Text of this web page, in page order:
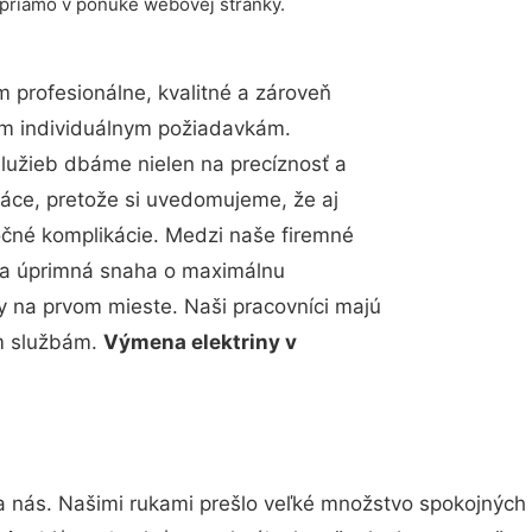
profesionálne, kvalitné a zároveň
individuálnym požiadavkám.
dbáme nielen na precíznosť a
pretože si uvedomujeme, že aj
komplikácie. Medzi naše firemné
úprimná snaha o maximálnu
prvom mieste. Naši pracovníci majú
službám. Výmena elektriny v
Našimi rukami prešlo veľké množstvo